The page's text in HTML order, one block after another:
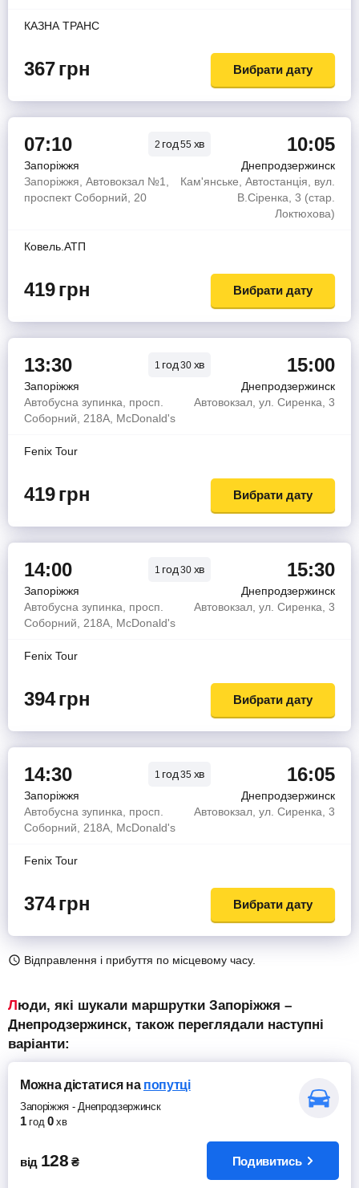
КАЗНА ТРАНС
367грн Вибрати дату
07:10 2 год55 хв 10:05
Запоріжжя
Днепродзержинск
Запоріжжя, Автовокзал №1,
проспект Соборний, 20
Кам'янське, Автостанція, вул.
В.Сіренка, 3 (стар.
Локтюхова)
Ковель.АТП
419грн Вибрати дату
13:30 1 год30 хв 15:00
Запоріжжя
Днепродзержинск
Автобусна зупинка, просп.
Соборний, 218А, McDonald's
Автовокзал, ул. Сиренка, 3
Fenix Tour
419грн Вибрати дату
14:00 1 год30 хв 15:30
Запоріжжя
Днепродзержинск
Автобусна зупинка, просп.
Соборний, 218А, McDonald's
Автовокзал, ул. Сиренка, 3
Fenix Tour
394грн Вибрати дату
14:30 1 год35 хв 16:05
Запоріжжя
Днепродзержинск
Автобусна зупинка, просп.
Соборний, 218А, McDonald's
Автовокзал, ул. Сиренка, 3
Fenix Tour
374грн Вибрати дату
Відправлення і прибуття по місцевому часу.
Люди, які шукали маршрутки Запоріжжя –
Днепродзержинск, також переглядали наступні
варіанти:
Можна дістатисяна попутці
Запоріжжя -Днепродзержинск
1 год 0 хв
від 128 ₴ Подивитись